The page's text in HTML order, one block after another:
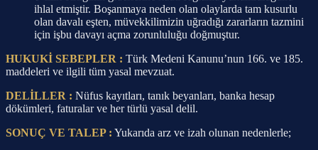
ihlal etmiştir. Boşanmaya neden olan olaylarda tam kusurlu
olan davalı eşten, müvekkilimizin uğradığı zararların tazmini
için işbu davayı açma zorunluluğu doğmuştur.
HUKUKİ SEBEPLER : Türk Medeni Kanunu’nun 166. ve 185.
maddeleri ve ilgili tüm yasal mevzuat.
DELİLLER : Nüfus kayıtları, tanık beyanları, banka hesap
dökümleri, faturalar ve her türlü yasal delil.
SONUÇ VE TALEP : Yukarıda arz ve izah olunan nedenlerle;